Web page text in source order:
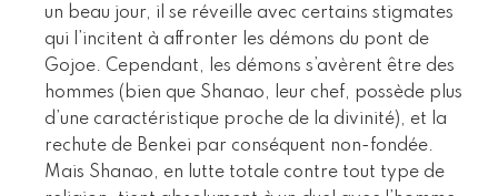
un beau jour, il se réveille avec certains stigmates
qui l’incitent à affronter les démons du pont de
Gojoe. Cependant, les démons s’avèrent être des
hommes (bien que Shanao, leur chef, possède plus
d’une caractéristique proche de la divinité), et la
rechute de Benkei par conséquent non-fondée.
Mais Shanao, en lutte totale contre tout type de